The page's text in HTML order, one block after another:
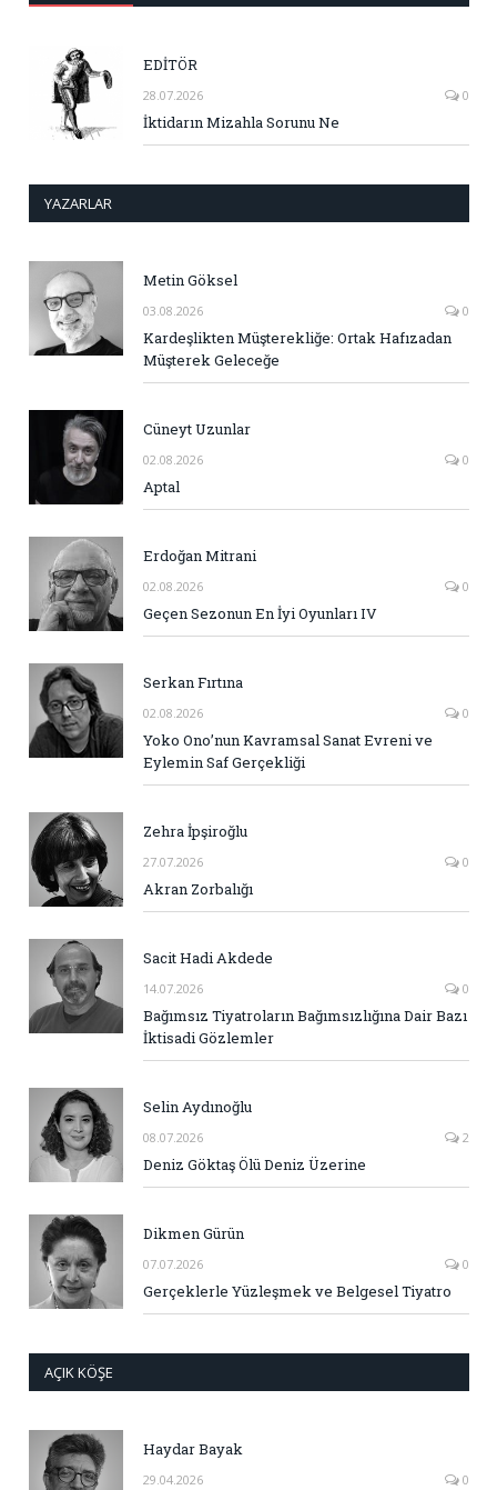
EDİTÖR
28.07.2026 0
İktidarın Mizahla Sorunu Ne
YAZARLAR
Metin Göksel
03.08.2026 0
Kardeşlikten Müşterekliğe: Ortak Hafızadan
Müşterek Geleceğe
Cüneyt Uzunlar
02.08.2026 0
Aptal
Erdoğan Mitrani
02.08.2026 0
Geçen Sezonun En İyi Oyunları IV
Serkan Fırtına
02.08.2026 0
Yoko Ono’nun Kavramsal Sanat Evreni ve
Eylemin Saf Gerçekliği
Zehra İpşiroğlu
27.07.2026 0
Akran Zorbalığı
Sacit Hadi Akdede
14.07.2026 0
Bağımsız Tiyatroların Bağımsızlığına Dair Bazı
İktisadi Gözlemler
Selin Aydınoğlu
08.07.2026 2
Deniz Göktaş Ölü Deniz Üzerine
Dikmen Gürün
07.07.2026 0
Gerçeklerle Yüzleşmek ve Belgesel Tiyatro
AÇIK KÖŞE
Haydar Bayak
29.04.2026 0